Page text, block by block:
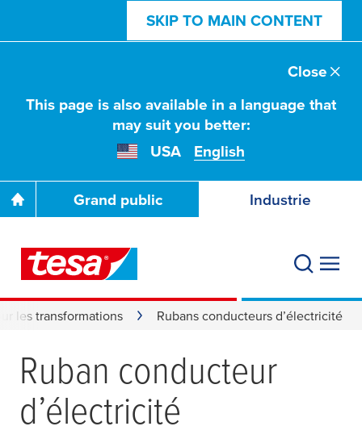
SKIP TO MAIN CONTENT
This page is also available in a language that
may suit you better:
USA
English
Close
Grand public Industrie
les transformations Rubans conducteurs d’électricité
Ruban conducteur
d’électricité